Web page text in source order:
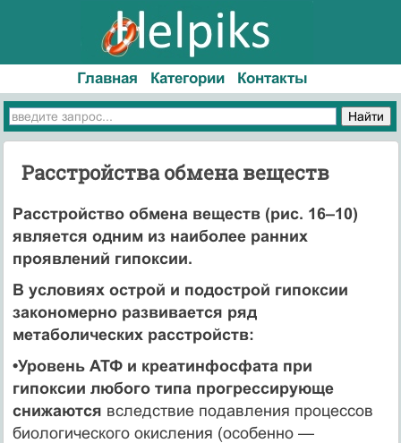
Главная Категории Контакты
Расстройства обмена веществ
Расстройство обмена веществ (рис. 16–10)
является одним из наиболее ранних
проявлений гипоксии.
В условиях острой и подострой гипоксии
закономерно развивается ряд
метаболических расстройств:
•Уровень АТФ и креатинфосфата при
гипоксии любого типа прогрессирующе
снижаются вследствие подавления процессов
биологического окисления (особенно —